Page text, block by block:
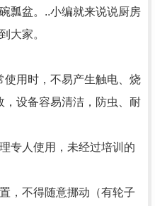
瓢盆。..小编就来说说厨房
大家。
使用时，不易产生触电、烧
，设备容易清洁，防虫、耐
专人使用，未经过培训的
，不得随意挪动（有轮子